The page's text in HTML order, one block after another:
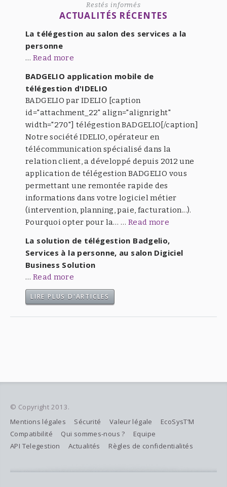
Restés informés
ACTUALITÉS RÉCENTES
La télégestion au salon des services a la
personne
… Read more
BADGELIO application mobile de
télégestion d'IDELIO
BADGELIO par IDELIO [caption
id="attachment_22" align="alignright"
width="270"] télégestion BADGELIO[/caption]
Notre société IDELIO, opérateur en
télécommunication spécialisé dans la
relation client, a développé depuis 2012 une
application de télégestion BADGELIO vous
permettant une remontée rapide des
informations dans votre logiciel métier
(intervention, planning, paie, facturation...).
Pourquoi opter pour la… … Read more
La solution de télégestion Badgelio,
Services à la personne, au salon Digiciel
Business Solution
… Read more
LIRE PLUS D'ARTICLES
© Copyright 2013.
Mentions légales
Sécurité Valeur légale
EcoSysT’M
Compatibilité
Qui sommes-nous ?
Equipe
API Telegestion
Actualités Règles de confidentialités